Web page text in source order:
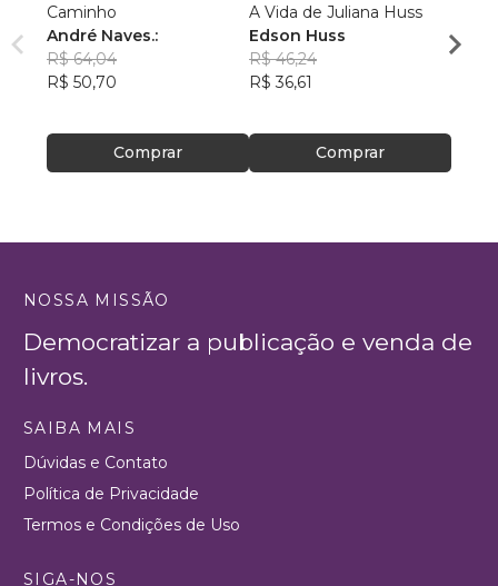
Caminho
André Naves.:
R$ 64,04
R$ 50,70
Comprar
A Vida de Juliana Huss
Edson Huss
R$ 46,24
R$ 36,61
Comprar
R$
NOSSA MISSÃO
Democratizar a publicação e venda de
livros.
SAIBA MAIS
Dúvidas e Contato
Política de Privacidade
Termos e Condições de Uso
SIGA-NOS